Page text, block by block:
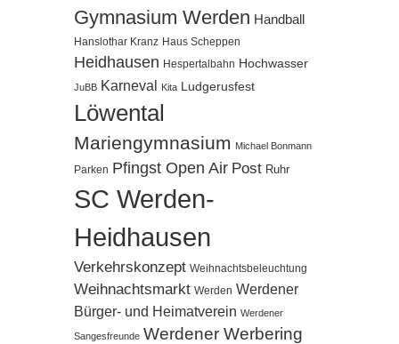
Gymnasium Werden Handball
Hanslothar Kranz Haus Scheppen
Heidhausen Hespertalbahn Hochwasser
JuBB Karneval Kita Ludgerusfest
Löwental
Mariengymnasium Michael Bonmann
Parken Pfingst Open Air Post Ruhr
SC Werden-
Heidhausen
Verkehrskonzept Weihnachtsbeleuchtung
Weihnachtsmarkt Werden Werdener
Bürger- und Heimatverein Werdener
Sangesfreunde Werdener Werbering